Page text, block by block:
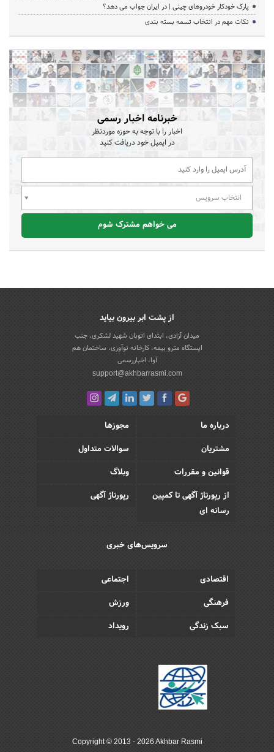
پارک خودکار خودروهای چینی | در ایران جواب می دهد؟
نکات مهم در انتخاب تسمه بسته بندی
خبرنامه اخبار رسمی
اخبار را با توجه به حوزه موردنظر
در ایمیل خود دریافت کنید
انتخاب سرویس
می خواهم مشترک شوم
از پشت ابر بیرون بیاید
میدان آزادی، ابتدای اتوبان شهید لشکری، جنب
ایستگاه مترو بیمه، کارخانه نوآوری، ساختمان هم
آوا، اخباررسمی
support@akhbarrasmi.com
درباره ما
مجوزها
مشتریان
سوالات متداول
قوانین و مقررات
وبلاگ
از رپورتاژ آگهی تا کمپین
رسانه ای
رپورتاژ آگهی
سرویس‌های خبری
اقتصادی
اجتماعی
فرهنگی
ورزش
سبک زندگی
رویداد
Copyright © 2013 - 2026 Akhbar Rasmi